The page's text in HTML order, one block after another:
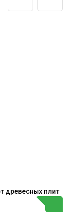
древесных плит